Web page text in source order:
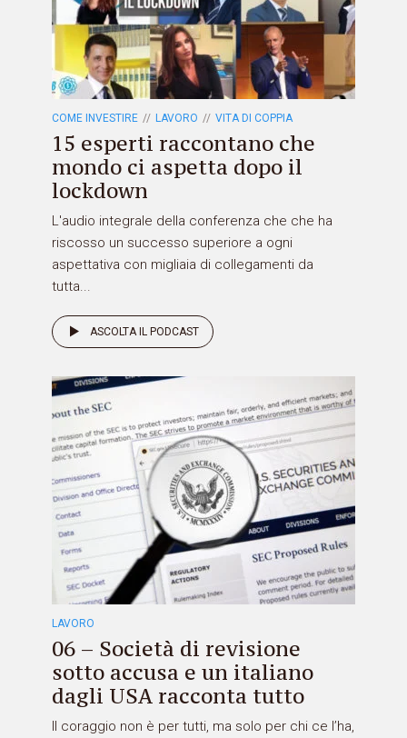
COME INVESTIRE LAVORO VITA DI COPPIA
15 esperti raccontano che
mondo ci aspetta dopo il
lockdown
L'audio integrale della conferenza che che ha
riscosso un successo superiore a ogni
aspettativa con migliaia di collegamenti da
tutta...
ASCOLTA IL PODCAST
LAVORO
06 – Società di revisione
sotto accusa e un italiano
dagli USA racconta tutto
Il coraggio non è per tutti, ma solo per chi ce l’ha,